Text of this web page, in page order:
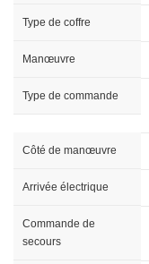
Type de coffre
Manœuvre
Type de commande
Côté de manœuvre
Arrivée électrique
Commande de
secours